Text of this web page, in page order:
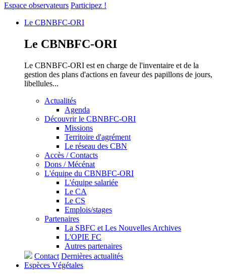
Espace observateurs Participez !
Le CBNBFC-ORI
Le CBNBFC-ORI
Le CBNBFC-ORI est en charge de l'inventaire et de la
gestion des plans d'actions en faveur des papillons de jours,
libellules...
Actualités
Agenda
Découvrir le CBNBFC-ORI
Missions
Territoire d'agrément
Le réseau des CBN
Accès / Contacts
Dons / Mécénat
L'équipe du CBNBFC-ORI
L'équipe salariée
Le CA
Le CS
Emplois/stages
Partenaires
La SBFC et Les Nouvelles Archives
L'OPIE FC
Autres partenaires
Contact Dernières actualités
Espèces Végétales